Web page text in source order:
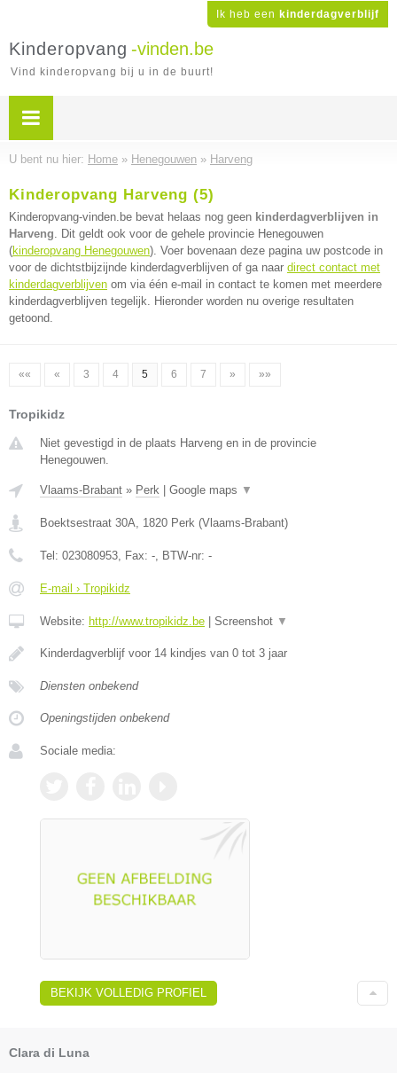
Ik heb een kinderdagverblijf
Kinderopvang -vinden.be
Vind kinderopvang bij u in de buurt!
U bent nu hier: Home » Henegouwen » Harveng
Kinderopvang Harveng (5)
Kinderopvang-vinden.be bevat helaas nog geen kinderdagverblijven in
Harveng. Dit geldt ook voor de gehele provincie Henegouwen
(kinderopvang Henegouwen). Voer bovenaan deze pagina uw postcode in
voor de dichtstbijzijnde kinderdagverblijven of ga naar direct contact met
kinderdagverblijven om via één e-mail in contact te komen met meerdere
kinderdagverblijven tegelijk. Hieronder worden nu overige resultaten
getoond.
«« « 3 4 5 6 7 » »»
Tropikidz
Niet gevestigd in de plaats Harveng en in de provincie
Henegouwen.
Vlaams-Brabant » Perk Google maps ▼
Boektsestraat 30A, 1820 Perk (Vlaams-Brabant)
Tel: 023080953, Fax: -, BTW-nr: -
E-mail › Tropikidz
Website: http://www.tropikidz.be Screenshot ▼
Kinderdagverblijf voor 14 kindjes van 0 tot 3 jaar
Diensten onbekend
Openingstijden onbekend
Sociale media:
BEKIJK VOLLEDIG PROFIEL
Clara di Luna